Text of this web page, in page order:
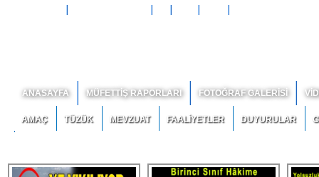
ANASAYFA MÜFETTİŞ RAPORLARI FOTOĞRAF GALERİSİ
AMAÇ TÜZÜK MEVZUAT FAALİYETLER DUYURULAR